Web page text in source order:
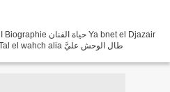
Qrit fik el hob قريت الحب في عينيك Tal el wahch alia طال الوحش عليَّ